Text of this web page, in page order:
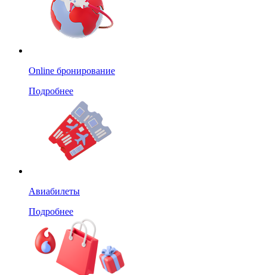
Online бронирование
Подробнее
Авиабилеты
Подробнее